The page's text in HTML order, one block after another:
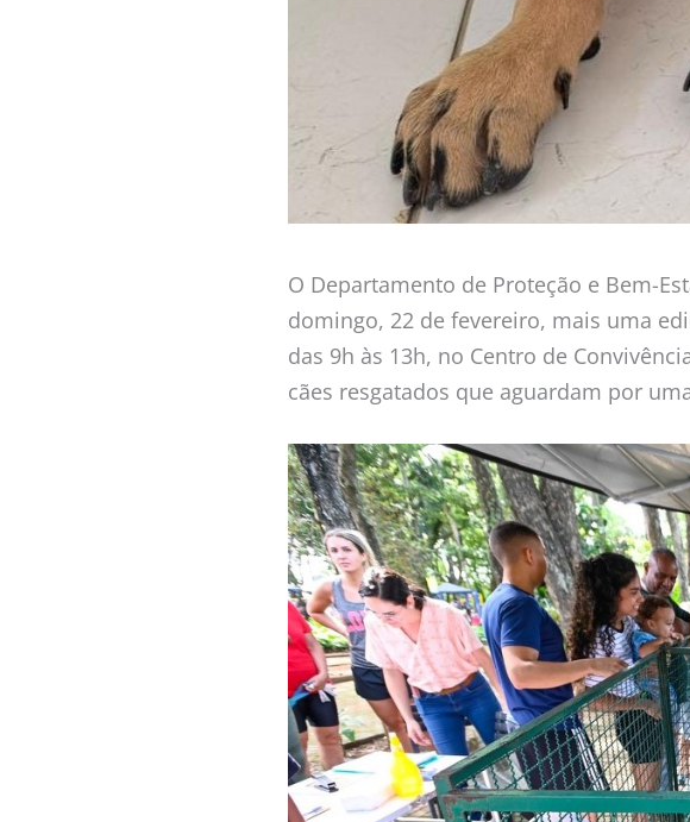
O Departamento de Proteção e Bem-
domingo, 22 de fevereiro, mais uma
das 9h às 13h, no Centro de
cães resgatados que aguardam por